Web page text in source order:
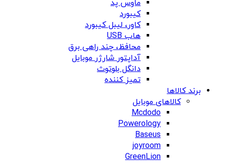
ماوس پد
کیبورد
کاور، لیبل کیبورد
هاب USB
محافظ، چند راهی برق
آداپتور شارژر موبایل
دانگل بلوتوث
تمیز کننده
برند کالاها
کالاهای موبایل
Mcdodo
Powerology
Baseus
joyroom
GreenLion